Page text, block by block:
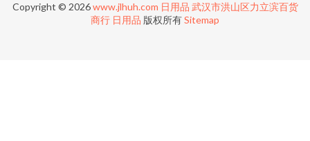
Copyright © 2026www.jlhuh.com 日用品 武汉市洪山区力立滨百货
商行 日用品 版权所有Sitemap